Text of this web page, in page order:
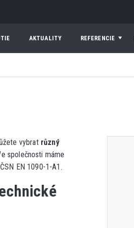
AKTUALITY REFERENCIE
vybrat různý
společnosti máme
EN 1090-1-A1.